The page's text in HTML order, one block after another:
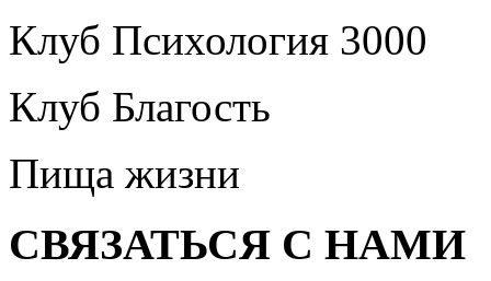
Клуб Психология 3000
Клуб Благость
Пища жизни
СВЯЗАТЬСЯ С НАМИ